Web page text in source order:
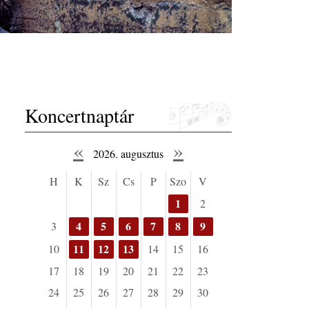
Koncertnaptár
« 2026. augusztus »
H K Sz Cs P Szo V
1
2
3
4 5 6 7 8 9
10 11 12 13 14 15
16
17
18 19 20 21 22
23
24
25 26 27 28 29
30